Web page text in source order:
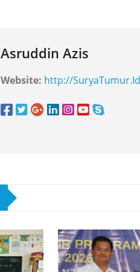
Asruddin Azis
Website: http://SuryaTumur.Id